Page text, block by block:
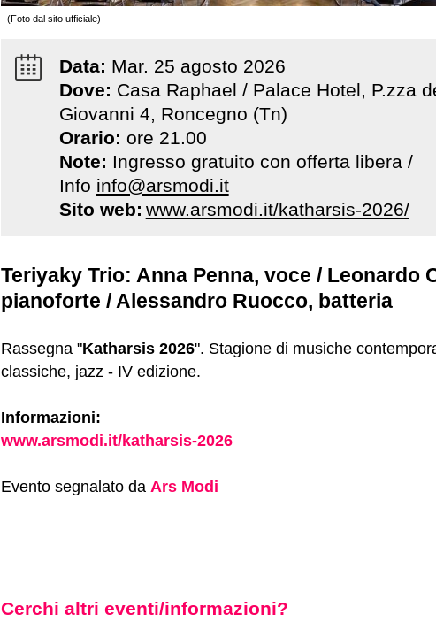
- (Foto dal sito ufficiale)
Data: Mar. 25 agosto 2026
Dove: Casa Raphael / Palace Hotel, P.zza
Giovanni 4, Roncegno (Tn)
Orario: ore 21.00
Note: Ingresso gratuito con offerta libera /
Info info@arsmodi.it
Sito web: www.arsmodi.it/katharsis-2026/
Teriyaky Trio: Anna Penna, voce / Leonardo
pianoforte / Alessandro Ruocco, batteria
Rassegna "Katharsis 2026". Stagione di musiche
classiche, jazz - IV edizione.
Informazioni:
www.arsmodi.it/katharsis-2026
Evento segnalato da Ars Modi
Cerchi altri eventi/informazioni?